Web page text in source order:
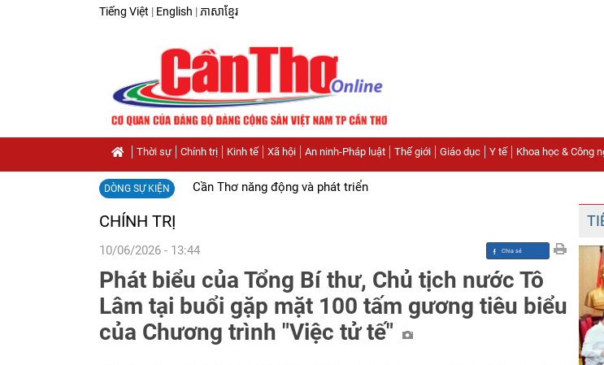
Tiếng Việt | English | ភាសាខ្មែរ
Thời sự Chính trị Kinh tế Xã hội An ninh-Pháp luật Thế giới Giáo dục Y tế Khoa học & Công
DÒNG SỰ KIỆN Cần Thơ năng động và phát triển
CHÍNH TRỊ
10/06/2026 - 13:44
Phát biểu của Tổng Bí thư, Chủ tịch nước Tô
Lâm tại buổi gặp mặt 100 tấm gương tiêu biểu
của Chương trình "Việc tử tế"